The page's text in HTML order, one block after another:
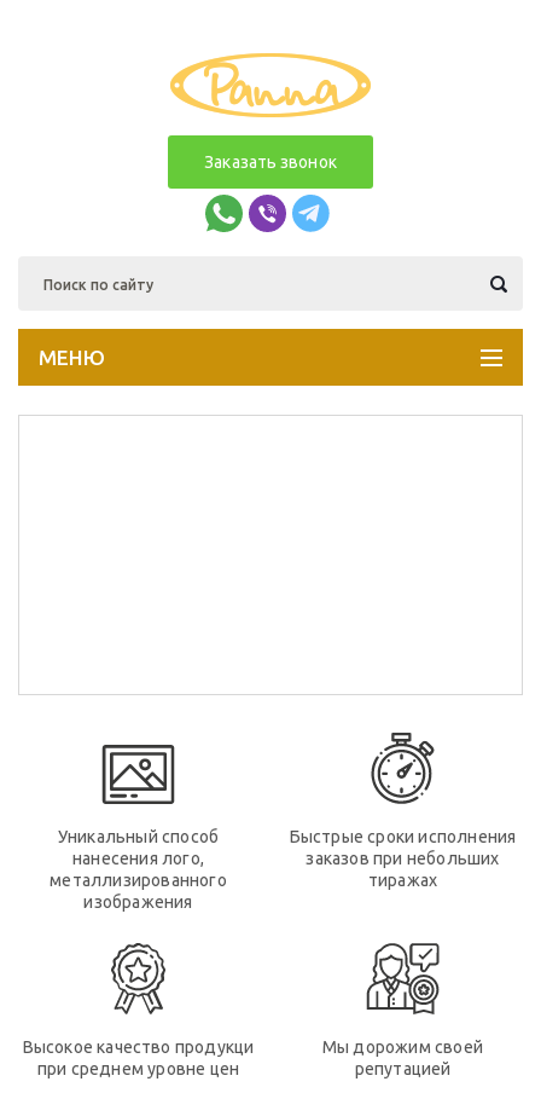
Заказать звонок
МЕНЮ
Уникальный способ
нанесения лого,
металлизированного
изображения
Быстрые сроки исполнения
заказов при небольших
тиражах
Высокое качество продукци
при среднем уровне цен
Мы дорожим своей
репутацией